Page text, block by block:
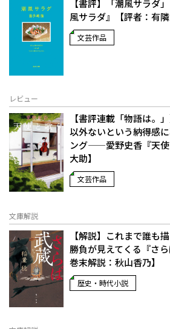
【書評】「潮風サラダ
風サラダ』【評者：有隣
文芸作品
レビュー
【書評連載「物語は。
以外ないという納得感
ング——愛野史香『天使
大助】
文芸作品
文庫解説
【解説】これまで誰も
勝負が見えてくる――『さ
巻末解説：秋山香乃】
歴史・時代小説